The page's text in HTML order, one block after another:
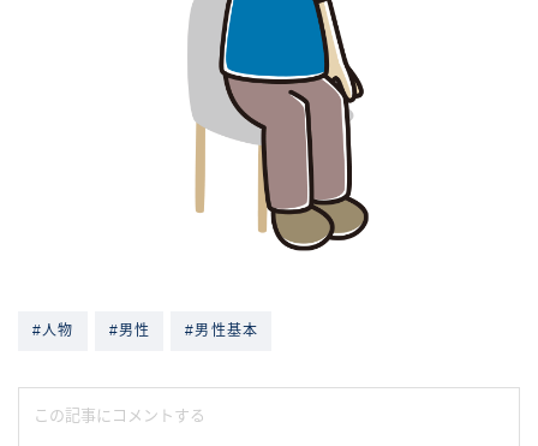
#人物 #男性 #男性基本